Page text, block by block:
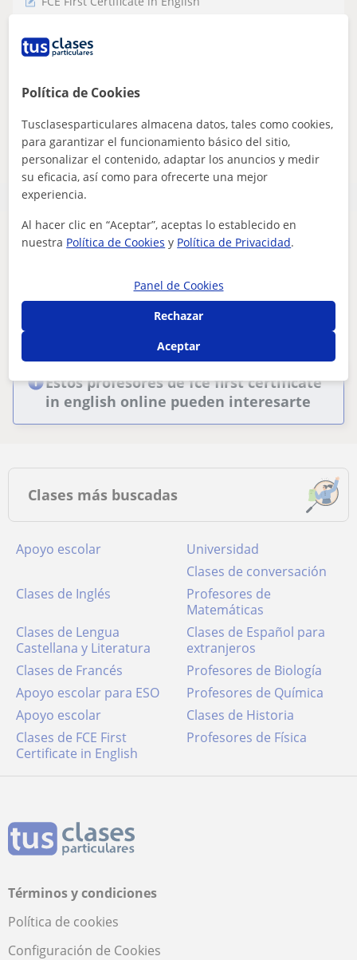
Me gustaría poder aprender hablar un
poco inglés
ver más Contactar
Parece que tu búsqueda es bastante especifica
guárdala y te avisaremos cuando haya nuevos
profesores
Estos profesores de fce first certificate
in english online pueden interesarte
Clases más buscadas
Apoyo escolar
Universidad
Clases de conversación
Clases de Inglés
Profesores de
Matemáticas
Clases de Lengua
Castellana y Literatura
Clases de Español para
extranjeros
Clases de Francés
Profesores de Biología
Apoyo escolar para ESO
Profesores de Química
Apoyo escolar
Clases de Historia
Clases de FCE First
Certificate in English
Profesores de Física
Términos y condiciones
Política de cookies
Configuración de Cookies
Política de Cookies
Tusclasesparticulares almacena datos, tales como cookies,
para garantizar el funcionamiento básico del sitio,
personalizar el contenido, adaptar los anuncios y medir
su eficacia, así como para ofrecerte una mejor
experiencia.
Al hacer clic en “Aceptar”, aceptas lo establecido en
nuestra Política de Cookies y Política de Privacidad.
Panel de Cookies
Rechazar
Aceptar